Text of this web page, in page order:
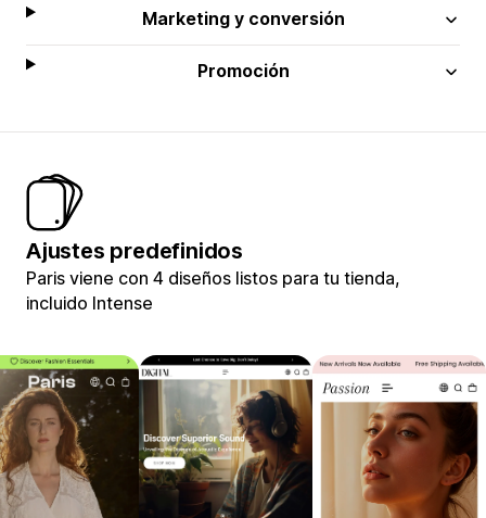
Marketing y conversión
Promoción
Ajustes predefinidos
Paris viene con 4 diseños listos para tu tienda,
incluido Intense